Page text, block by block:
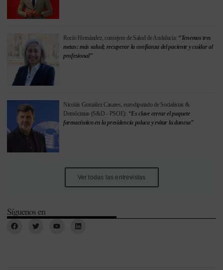
Rocío Hernández, consejera de Salud de Andalucía: “Tenemos tres
metas: más salud; recuperar la confianza del paciente y cuidar al
profesional”
Nicolás González Casares, eurodiputado de Socialistas &
Demócratas (S&D - PSOE): “Es clave cerrar el paquete
farmacéutico en la presidencia polaca y evitar la danesa”
Ver todas las entrevistas
Síguenos en